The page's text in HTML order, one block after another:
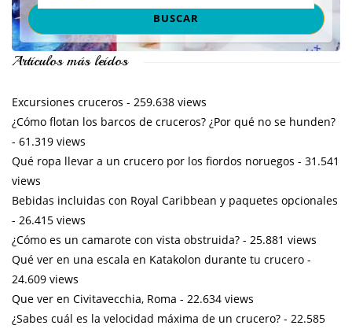
Artículos más leídos
Excursiones cruceros - 259.638 views
¿Cómo flotan los barcos de cruceros? ¿Por qué no se hunden?
- 61.319 views
Qué ropa llevar a un crucero por los fiordos noruegos - 31.541
views
Bebidas incluidas con Royal Caribbean y paquetes opcionales
- 26.415 views
¿Cómo es un camarote con vista obstruida? - 25.881 views
Qué ver en una escala en Katakolon durante tu crucero -
24.609 views
Que ver en Civitavecchia, Roma - 22.634 views
¿Sabes cuál es la velocidad máxima de un crucero? - 22.585